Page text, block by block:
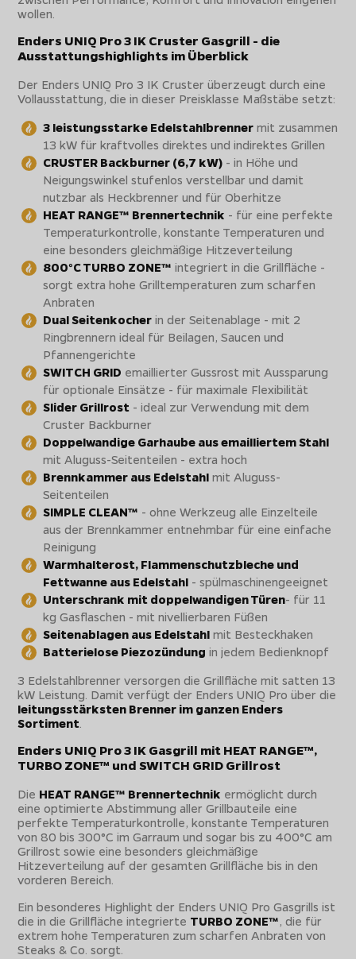
wollen.
Enders UNIQ Pro 3 IK Cruster Gasgrill - die
Ausstattungshighlights im Überblick
Der Enders UNIQ Pro 3 IK Cruster überzeugt durch eine
Vollausstattung, die in dieser Preisklasse Maßstäbe setzt:
3 leistungsstarke Edelstahlbrenner mit zusammen
13 kW für kraftvolles direktes und indirektes Grillen
CRUSTER Backburner (6,7 kW) - in Höhe und
Neigungswinkel stufenlos verstellbar und damit
nutzbar als Heckbrenner und für Oberhitze
HEAT RANGE™ Brennertechnik - für eine perfekte
Temperaturkontrolle, konstante Temperaturen und
eine besonders gleichmäßige Hitzeverteilung
800°C TURBO ZONE™ integriert in die Grillfläche -
sorgt extra hohe Grilltemperaturen zum scharfen
Anbraten
Dual Seitenkocher in der Seitenablage - mit 2
Ringbrennern ideal für Beilagen, Saucen und
Pfannengerichte
SWITCH GRID emaillierter Gussrost mit Aussparung
für optionale Einsätze - für maximale Flexibilität
Slider Grillrost - ideal zur Verwendung mit dem
Cruster Backburner
Doppelwandige Garhaube aus emailliertem Stahl
mit Aluguss-Seitenteilen - extra hoch
Brennkammer aus Edelstahl mit Aluguss-
Seitenteilen
SIMPLE CLEAN™ - ohne Werkzeug alle Einzelteile
aus der Brennkammer entnehmbar für eine einfache
Reinigung
Warmhalterost, Flammenschutzbleche und
Fettwanne aus Edelstahl - spülmaschinengeeignet
Unterschrank mit doppelwandigen Türen- für 11
kg Gasflaschen - mit nivellierbaren Füßen
Seitenablagen aus Edelstahl mit Besteckhaken
Batterielose Piezozündung in jedem Bedienknopf
3 Edelstahlbrenner versorgen die Grillfläche mit satten 13
kW Leistung. Damit verfügt der Enders UNIQ Pro über die
leitungsstärksten Brenner im ganzen Enders
Sortiment.
Enders UNIQ Pro 3 IK Gasgrill mit HEAT RANGE™,
TURBO ZONE™ und SWITCH GRID Grillrost
Die HEAT RANGE™ Brennertechnik ermöglicht durch
eine optimierte Abstimmung aller Grillbauteile eine
perfekte Temperaturkontrolle, konstante Temperaturen
von 80 bis 300°C im Garraum und sogar bis zu 400°C am
Grillrost sowie eine besonders gleichmäßige
Hitzeverteilung auf der gesamten Grillfläche bis in den
vorderen Bereich.
Ein besonderes Highlight der Enders UNIQ Pro Gasgrills ist
die in die Grillfläche integrierte TURBO ZONE™, die für
extrem hohe Temperaturen zum scharfen Anbraten von
Steaks & Co. sorgt.